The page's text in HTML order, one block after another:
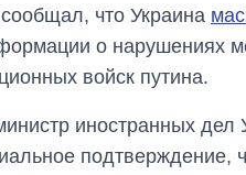
что Украина
о нарушениях
войск путина.
иностранных дел
подтверждение,